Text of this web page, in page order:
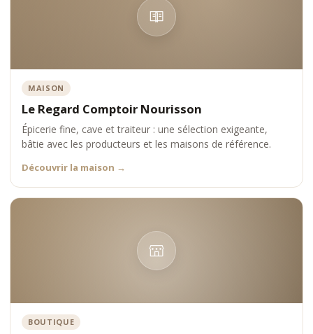
MAISON
Le Regard Comptoir Nourisson
Épicerie fine, cave et traiteur : une sélection exigeante,
bâtie avec les producteurs et les maisons de référence.
Découvrir la maison →
BOUTIQUE